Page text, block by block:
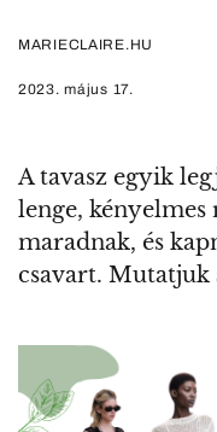
MARIECLAIRE.HU
2023. május 17.
A tavasz egyik
lenge,
maradnak, és
csavart. Mutatjuk